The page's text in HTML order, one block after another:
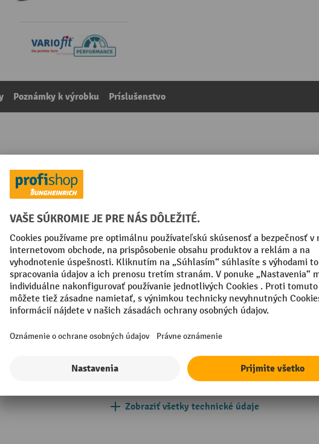
Poznámky k výrobku Príslušenstvo
V x Š x H 1.430 x 1.350 x 790 mm
Z kategórie:
RAL 5010 enciánová modrá
300 kg
780 mm
1430 mm
Predmontovaný rám
Segmentu
Typ regálového poľa
Typ regálu
Zobraziť všetky technické údaje